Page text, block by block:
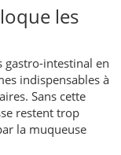
les
gastro-intestinal en
indispensables à
Sans cette
restent trop
la muqueuse